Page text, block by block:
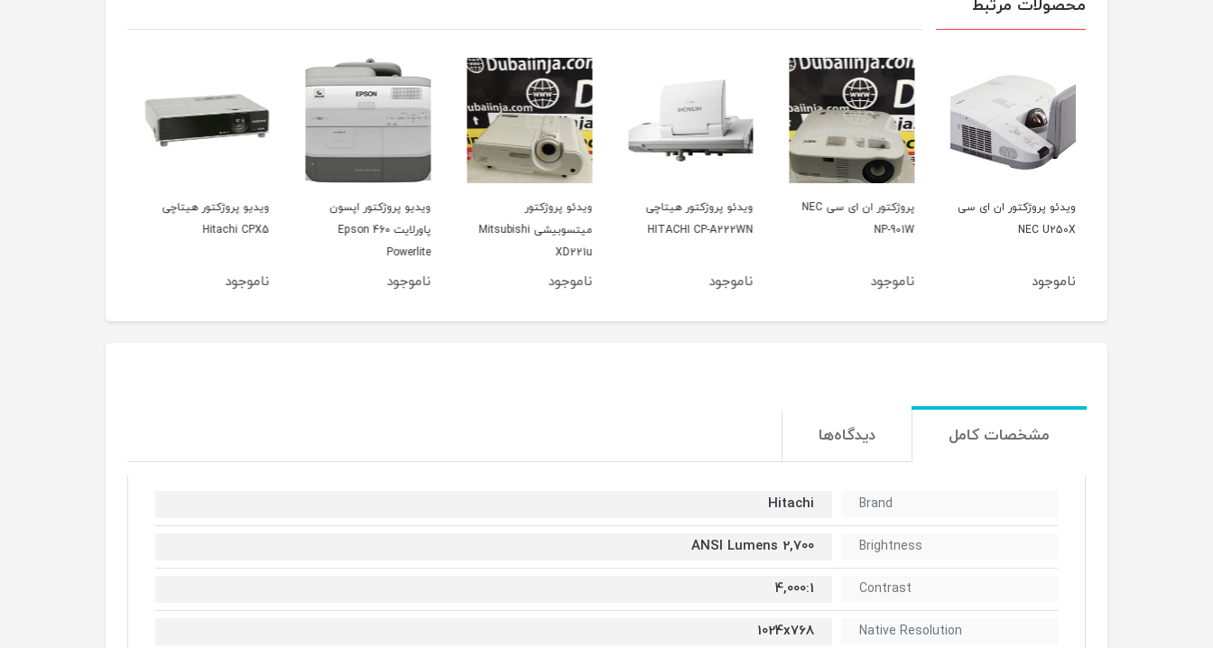
محصولات مرتبط
پروژکتور ان ای سی NEC
NP-901W
ناموجود
ویدئو پروژکتور هیتاچی
HITACHI CP-A222WN
ناموجود
ویدئو پروژکتور
میتسوبیشی Mitsubishi
ناموجود
ویدیو پروژکتور اپسون
پاورلایت 460 Epson
Powerlite
ناموجود
ویدیو پروژکتور هیتاچی
Hitachi CPX5
ناموجود
ویدیو پروژکتور اینفوکوس
InFocus in104
ناموجود
مشخصات کامل دیدگاه‌ها
Brand
Hitachi
Brightness
2,700 ANSI Lumens
Contrast
4,000:1
Native Resolution
1024x768